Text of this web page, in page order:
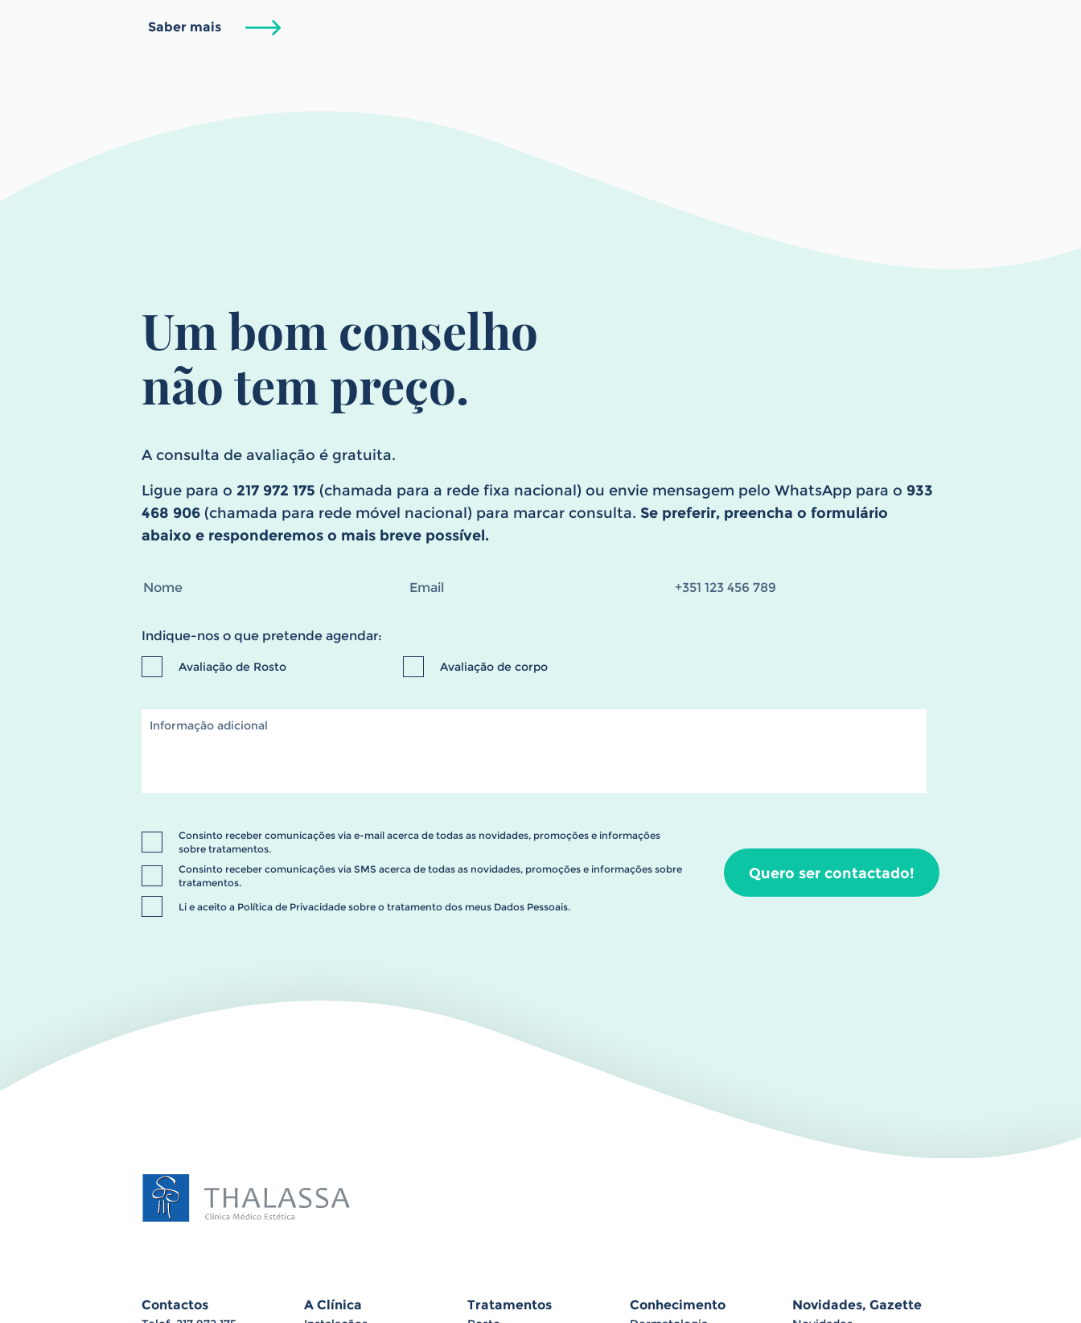
Saber mais
Um bom conselho
não tem preço.
A consulta de avaliação é gratuita.
Ligue para o 217 972 175 (chamada para a rede fixa nacional) ou envie mensagem pelo WhatsApp para o 933
468 906 (chamada para rede móvel nacional) para marcar consulta. Se preferir, preencha o formulário
abaixo e responderemos o mais breve possível.
Indique-nos o que pretende agendar:
Avaliação de Rosto Avaliação de corpo
Consinto receber comunicações via e-mail acerca de todas as novidades, promoções e informações
sobre tratamentos.
Consinto receber comunicações via SMS acerca de todas as novidades, promoções e informações sobre
tratamentos.
Li e aceito a Política de Privacidade sobre o tratamento dos meus Dados Pessoais.
Quero ser contactado!
Contactos A Clínica Tratamentos Conhecimento Novidades, Gazette